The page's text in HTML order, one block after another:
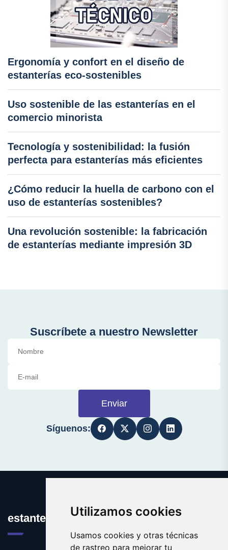
Utilizamos cookies
Usamos cookies y otras técnicas
de rastreo para mejorar tu
Ergonomía y confort en el diseño de
estanterías eco-sostenibles
Uso sostenible de las estanterías en el
comercio minorista
Tecnología y sostenibilidad: la fusión
perfecta para estanterías más eficientes
¿Cómo reducir la huella de carbono con el
uso de estanterías sostenibles?
Una revolución sostenible: la fabricación
de estanterías mediante impresión 3D
Suscríbete a nuestro Newsletter
Enviar
Síguenos:
estanteria.es